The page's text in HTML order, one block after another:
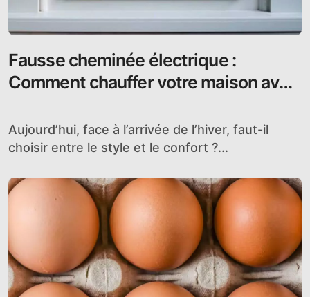
Fausse cheminée électrique :
Comment chauffer votre maison avec
Aujourd’hui, face à l’arrivée de l’hiver, faut-il
choisir entre le style et le confort ?...